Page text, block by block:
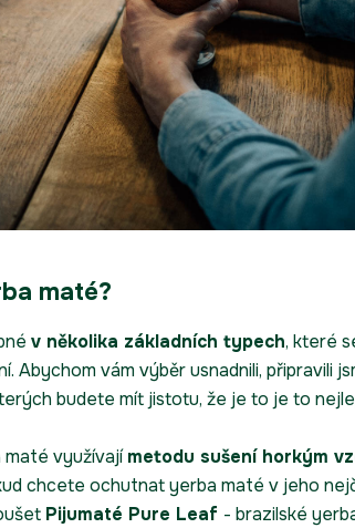
maté?
v několika základních typech, které
Abychom vám výběr usnadnili, připravili
budete mít jistotu, že je to je to
využívajímetodu sušení horkým
chcete ochutnat yerba maté v jeho
Pijumaté Pure Leaf - brazilské